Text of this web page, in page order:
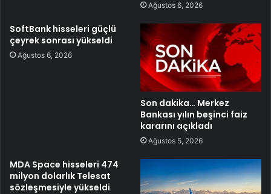
Ağustos 6, 2026
SoftBank hisseleri güçlü
çeyrek sonrası yükseldi
Ağustos 6, 2026
Son dakika… Merkez
Bankası yılın beşinci faiz
kararını açıkladı
Ağustos 5, 2026
MDA Space hisseleri 474
milyon dolarlık Telesat
sözleşmesiyle yükseldi